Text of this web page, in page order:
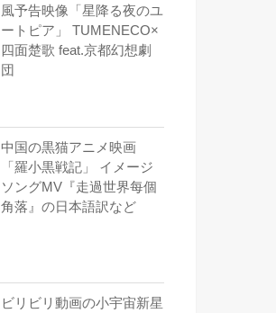
風予告映像「星降る夜のユ
ートピア」 TUMENECO×
四面楚歌 feat.京都幻想劇
団
中国の黒猫アニメ映画
「羅小黒戦記」 イメージ
ソングMV『走過世界每個
角落』の日本語訳など
ビリビリ動画の小宇宙新星